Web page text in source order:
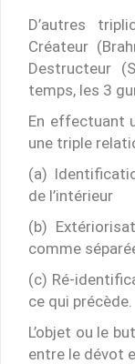
D’autres
Créateur
Destructeur
temps, les 3
En effectuant
une triple
(a)
de l’intérieur
(b)
comme
(c) Ré-
ce qui précède.
L’objet ou le
entre le dévot